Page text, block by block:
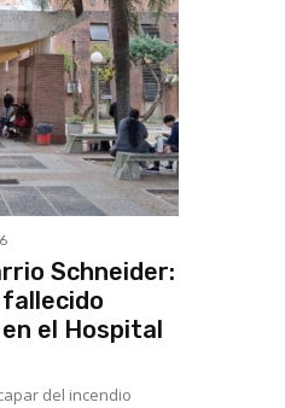
Schneider:
el Hospital
del incendio